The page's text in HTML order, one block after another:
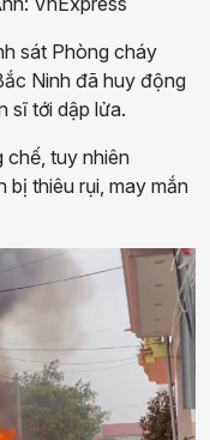
sát Phòng cháy
Ninh đã huy động
sĩ tới dập lửa.
tuy nhiên
bị thiêu rụi, may mắn